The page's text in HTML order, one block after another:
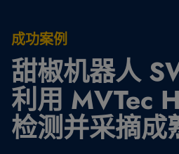
成功案例
甜椒机器人
利用 MVTec
检测并采摘成